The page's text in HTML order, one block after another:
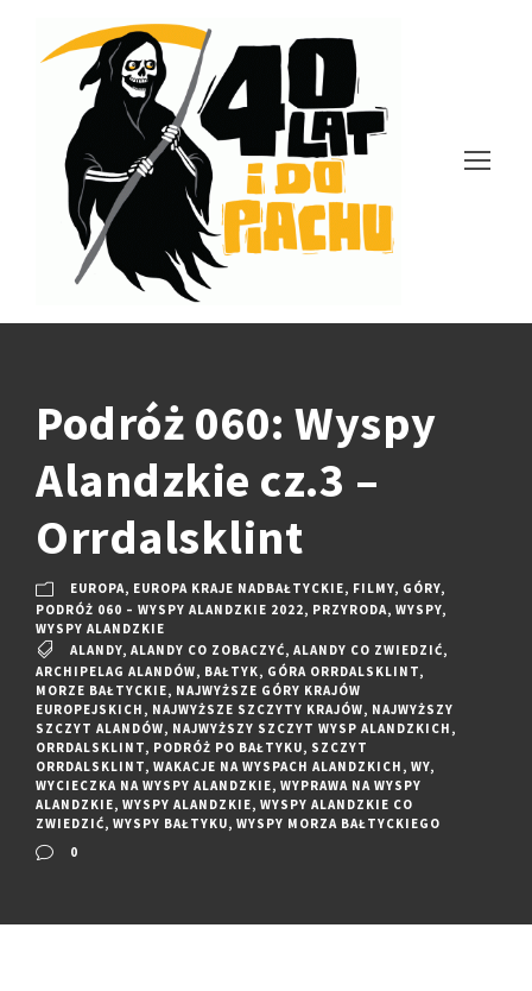
Podróż 060: Wyspy
Alandzkie cz.3 –
Orrdalsklint
EUROPA, EUROPA KRAJE NADBAŁTYCKIE, FILMY, GÓRY,
PODRÓŻ 060 – WYSPY ALANDZKIE 2022, PRZYRODA, WYSPY,
WYSPY ALANDZKIE
ALANDY, ALANDY CO ZOBACZYĆ, ALANDY CO ZWIEDZIĆ,
ARCHIPELAG ALANDÓW, BAŁTYK, GÓRA ORRDALSKLINT,
MORZE BAŁTYCKIE, NAJWYŻSZE GÓRY KRAJÓW
EUROPEJSKICH , NAJWYŻSZE SZCZYTY KRAJÓW, NAJWYŻSZY
SZCZYT ALANDÓW, NAJWYŻSZY SZCZYT WYSP ALANDZKICH ,
ORRDALSKLINT, PODRÓŻ PO BAŁTYKU, SZCZYT
ORRDALSKLINT, WAKACJE NA WYSPACH ALANDZKICH , WY,
WYCIECZKA NA WYSPY ALANDZKIE, WYPRAWA NA WYSPY
ALANDZKIE, WYSPY ALANDZKIE, WYSPY ALANDZKIE CO
ZWIEDZIĆ, WYSPY BAŁTYKU, WYSPY MORZA BAŁTYCKIEGO
0